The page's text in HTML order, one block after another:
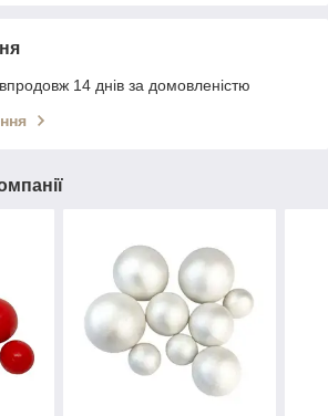
14 днів за домовленістю